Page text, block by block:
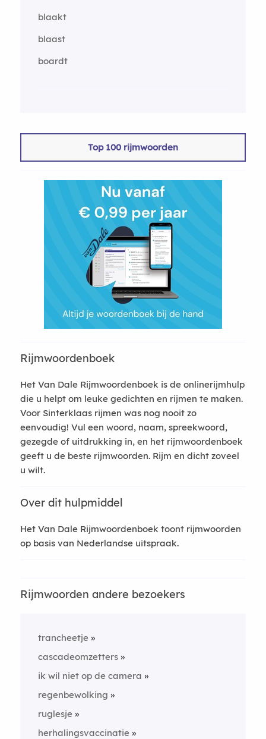
blaakt
blaast
boardt
Top 100 rijmwoorden
Rijmwoordenboek
Het Van Dale Rijmwoordenboek is de onlinerijmhulp
die u helpt om leuke gedichten en rijmen te maken.
Voor Sinterklaas rijmen was nog nooit zo
eenvoudig! Vul een woord, naam, spreekwoord,
gezegde of uitdrukking in, en het rijmwoordenboek
geeft u de beste rijmwoorden. Rijm en dicht zoveel
u wilt.
Over dit hulpmiddel
Het Van Dale Rijmwoordenboek toont rijmwoorden
op basis van Nederlandse uitspraak.
Rijmwoorden andere bezoekers
trancheetje
cascadeomzetters
ik wil niet op de camera
regenbewolking
ruglesje
herhalingsvaccinatie